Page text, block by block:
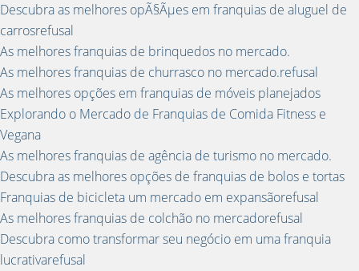
Descubra as melhores opÃ§Ãµes em franquias de aluguel de
carrosrefusal
As melhores franquias de brinquedos no mercado.
As melhores franquias de churrasco no mercado.refusal
As melhores opções em franquias de móveis planejados
Explorando o Mercado de Franquias de Comida Fitness e
Vegana
As melhores franquias de agência de turismo no mercado.
Descubra as melhores opções de franquias de bolos e tortas
Franquias de bicicleta um mercado em expansãorefusal
As melhores franquias de colchão no mercadorefusal
Descubra como transformar seu negócio em uma franquia
lucrativarefusal